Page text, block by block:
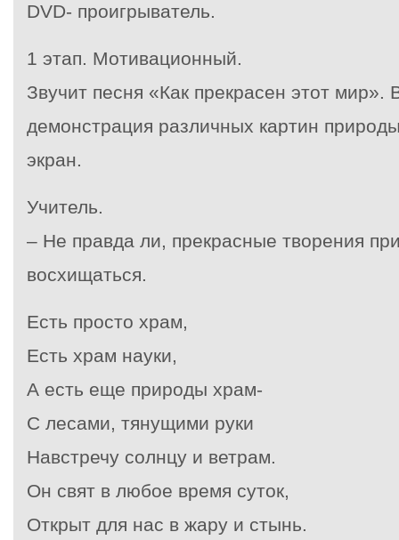
DVD- проигрыватель.
1 этап. Мотивационный.
Звучит песня «Как прекрасен этот мир».
демонстрация различных картин
экран.
Учитель.
– Не правда ли, прекрасные творения
восхищаться.
Есть просто храм,
Есть храм науки,
А есть еще природы храм-
С лесами, тянущими руки
Навстречу солнцу и ветрам.
Он свят в любое время суток,
Открыт для нас в жару и стынь.